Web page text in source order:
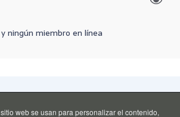
ningún miembro en línea
web se usan para personalizar el contenido,